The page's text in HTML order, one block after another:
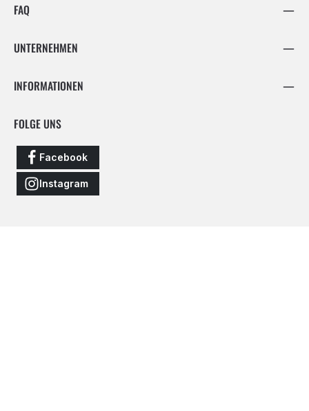
FAQ
UNTERNEHMEN
INFORMATIONEN
FOLGE UNS
Facebook
Instagram